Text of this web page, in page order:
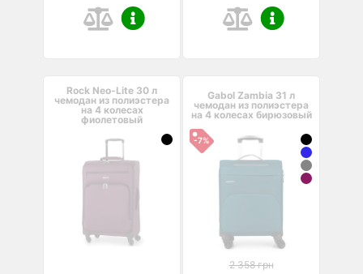
Rock Neo-Lite 30 л
чемодан из полиэстера
на 4 колесах
фиолетовый
Gabol Zambia 31 л
чемодан из полиэстера
на 4 колесах бирюзовый
-7%
2 358 грн